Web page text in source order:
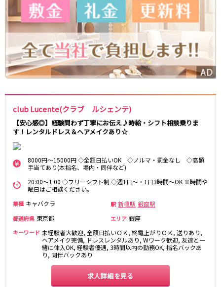
club Lucente(クラブ ルシェンテ)
【安心感◎】経験問わず丁寧にお伝え♪時給・シフト相談乗りま
す！レンタルドレス＆ヘアメイクあり☆
8000円～15000円 ◇全額日払いOK ◇ノルマ・罰金なし ◇高額
手当てあり(本指名、場内・同伴など)
20:00～1:00 ◇フリーシフト制 ◇週1日～・1日3時間～OK ※時間や
曜日はご相談ください。
業種 キャバクラ 駅 新橋駅 銀座駅
都道府県 東京都 エリア 銀座
キーワード 未経験者大歓迎, 全額日払いＯＫ, 終電上がりＯＫ, 送りあり,
ヘアメイク完備, ドレスレンタルあり, Wワーク歓迎, 友達と一
緒に体入OK, 経験者優遇, 3時間以内の勤務OK, 指名バックあ
り, 同伴バックあり
求人詳細を見る
池袋駅
大宮駅
新宿駅
赤羽駅
恵比寿駅
渋谷駅
川越駅
十条駅
北赤羽駅
板橋駅
西武多摩湖線
国分寺駅 八坂駅
小田急小田原線
新宿駅
町田駅
相模大野駅
下北沢駅
登戸駅
成城学園前駅
経堂駅
小田急相模原駅
海老名駅
JR東海道本線
川崎駅
藤沢駅